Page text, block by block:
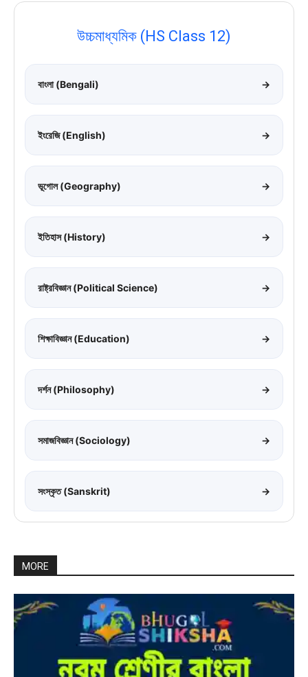
উচ্চমাধ্যমিক (HS Class 12)
বাংলা (Bengali) →
ইংরেজি (English) →
ভূগোল (Geography) →
ইতিহাস (History) →
রাষ্ট্রবিজ্ঞান (Political Science) →
শিক্ষাবিজ্ঞান (Education) →
দর্শন (Philosophy) →
সমাজবিজ্ঞান (Sociology) →
সংস্কৃত (Sanskrit) →
MORE